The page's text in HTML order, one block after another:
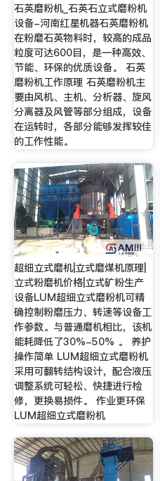
石英磨粉机_石英石立式磨粉机
设备-河南红星机器石英磨粉机
在粉磨石英物料时，较高的成品
粒度可达600目，是一种高效、
节能、环保的优质设备。 石英
磨粉机工作原理 石英磨粉机主
要由风机、主机、分析器、旋风
分离器及风管等部分组成，设备
在运转时，各部分能够发挥较佳
的工作性能。
超细立式磨机|立式磨煤机原理|
立式粉磨机价格|立式矿粉生产
设备LUM超细立式磨粉机可精
确控制粉磨压力、转速等设备工
作参数。与普通磨机相比，该机
能耗降低了30%-50% 。 养护
操作简单 LUM超细立式磨粉机
采用可翻转结构设计，配合液压
调整系统可轻松、快捷进行检
修，更换易损件。 作业更环保
LUM超细立式磨粉机